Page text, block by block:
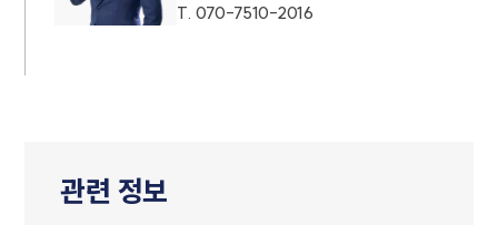
T. 070-7510-2016
관련 정보